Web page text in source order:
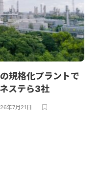
規格化プラントで
ステら3社
年7月21日